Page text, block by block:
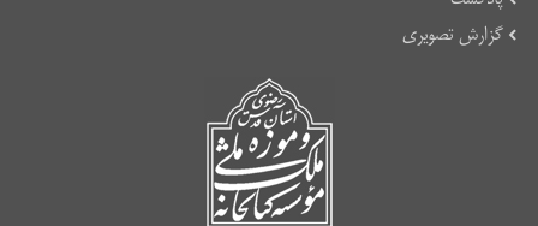
گزارش تصویری